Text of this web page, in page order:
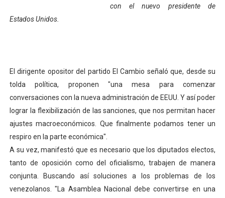
Fomficc consolida alianzas e impulsa la economía
Inicia el plan vacacional Venezuela Renace en el
Entregan planta eléctrica para fortalecer la atención
Expertos inspeccionan espacios del OAN para la
Dictan MasterClass en el marco del Encuentro LAGO
Campo Elías avanza con plan de asfaltado
Encuentro estadal fortalece la coordinación de
con el nuevo presidente de
Estados Unidos.
El dirigente opositor del partido El Cambio señaló que, desde su
tolda política, proponen "una mesa para comenzar
conversaciones con la nueva administración de EEUU. Y así poder
lograr la flexibilización de las sanciones, que nos permitan hacer
ajustes macroeconómicos. Que finalmente podamos tener un
respiro en la parte económica".
A su vez, manifestó que es necesario que los diputados electos,
tanto de oposición como del oficialismo, trabajen de manera
conjunta. Buscando así soluciones a los problemas de los
venezolanos. "La Asamblea Nacional debe convertirse en una